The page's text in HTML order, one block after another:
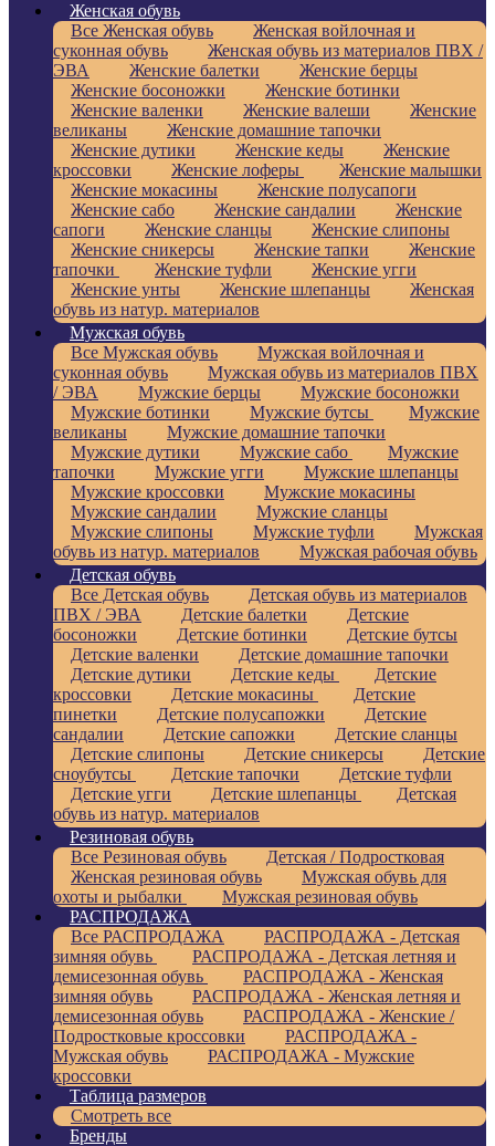
Женская обувь
Все Женская обувь
Женская войлочная и
суконная обувь
Женская обувь из материалов ПВХ /
ЭВА
Женские балетки
Женские берцы
Женские босоножки
Женские ботинки
Женские валенки
Женские валеши
Женские
великаны
Женские домашние тапочки
Женские дутики
Женские кеды
Женские
кроссовки
Женские лоферы
Женские малышки
Женские мокасины
Женские полусапоги
Женские сабо
Женские сандалии
Женские
сапоги
Женские сланцы
Женские слипоны
Женские сникерсы
Женские тапки
Женские
тапочки
Женские туфли
Женские угги
Женские унты
Женские шлепанцы
Женская
обувь из натур. материалов
Мужская обувь
Все Мужская обувь
Мужская войлочная и
суконная обувь
Мужская обувь из материалов ПВХ
/ ЭВА
Мужские берцы
Мужские босоножки
Мужские ботинки
Мужские бутсы
Мужские
великаны
Мужские домашние тапочки
Мужские дутики
Мужские сабо
Мужские
тапочки
Мужские угги
Мужские шлепанцы
Мужские кроссовки
Мужские мокасины
Мужские сандалии
Мужские сланцы
Мужские слипоны
Мужские туфли
Мужская
обувь из натур. материалов
Мужская рабочая обувь
Детская обувь
Все Детская обувь
Детская обувь из материалов
ПВХ / ЭВА
Детские балетки
Детские
босоножки
Детские ботинки
Детские бутсы
Детские валенки
Детские домашние тапочки
Детские дутики
Детские кеды
Детские
кроссовки
Детские мокасины
Детские
пинетки
Детские полусапожки
Детские
сандалии
Детские сапожки
Детские сланцы
Детские слипоны
Детские сникерсы
Детские
сноубутсы
Детские тапочки
Детские туфли
Детские угги
Детские шлепанцы
Детская
обувь из натур. материалов
Резиновая обувь
Все Резиновая обувь
Детская / Подростковая
Женская резиновая обувь
Мужская обувь для
охоты и рыбалки
Мужская резиновая обувь
РАСПРОДАЖА
Все РАСПРОДАЖА
РАСПРОДАЖА - Детская
зимняя обувь
РАСПРОДАЖА - Детская летняя и
демисезонная обувь
РАСПРОДАЖА - Женская
зимняя обувь
РАСПРОДАЖА - Женская летняя и
демисезонная обувь
РАСПРОДАЖА - Женские /
Подростковые кроссовки
РАСПРОДАЖА -
Мужская обувь
РАСПРОДАЖА - Мужские
кроссовки
Таблица размеров
Смотреть все
Бренды